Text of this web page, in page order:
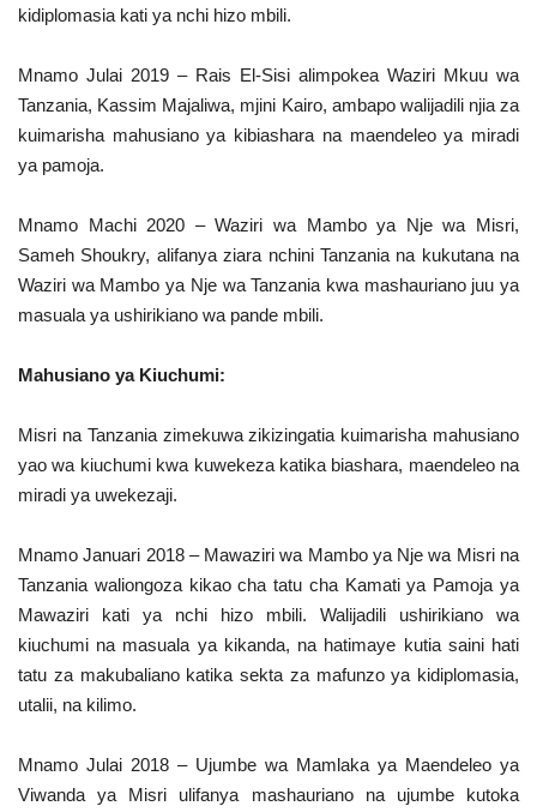
kidiplomasia kati ya nchi hizo mbili.
Mnamo Julai 2019 – Rais El-Sisi alimpokea Waziri Mkuu wa
Tanzania, Kassim Majaliwa, mjini Kairo, ambapo walijadili njia za
kuimarisha mahusiano ya kibiashara na maendeleo ya miradi
ya pamoja.
Mnamo Machi 2020 – Waziri wa Mambo ya Nje wa Misri,
Sameh Shoukry, alifanya ziara nchini Tanzania na kukutana na
Waziri wa Mambo ya Nje wa Tanzania kwa mashauriano juu ya
masuala ya ushirikiano wa pande mbili.
Mahusiano ya Kiuchumi:
Misri na Tanzania zimekuwa zikizingatia kuimarisha mahusiano
yao wa kiuchumi kwa kuwekeza katika biashara, maendeleo na
miradi ya uwekezaji.
Mnamo Januari 2018 – Mawaziri wa Mambo ya Nje wa Misri na
Tanzania waliongoza kikao cha tatu cha Kamati ya Pamoja ya
Mawaziri kati ya nchi hizo mbili. Walijadili ushirikiano wa
kiuchumi na masuala ya kikanda, na hatimaye kutia saini hati
tatu za makubaliano katika sekta za mafunzo ya kidiplomasia,
utalii, na kilimo.
Mnamo Julai 2018 – Ujumbe wa Mamlaka ya Maendeleo ya
Viwanda ya Misri ulifanya mashauriano na ujumbe kutoka